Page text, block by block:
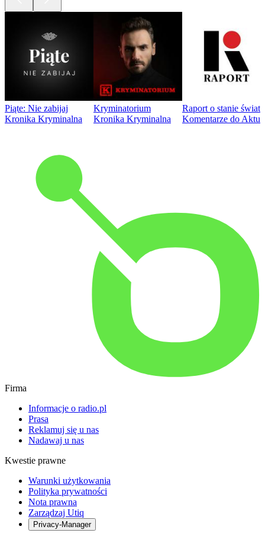
Piąte: Nie zabijaj
Kronika Kryminalna
Kryminatorium
Kronika Kryminalna
Raport o stanie
Komentarze do
Firma
Informacje o radio.pl
Prasa
Reklamuj się u nas
Nadawaj u nas
Kwestie prawne
Warunki użytkowania
Polityka prywatności
Nota prawna
Zarządzaj Utiq
Privacy-Manager